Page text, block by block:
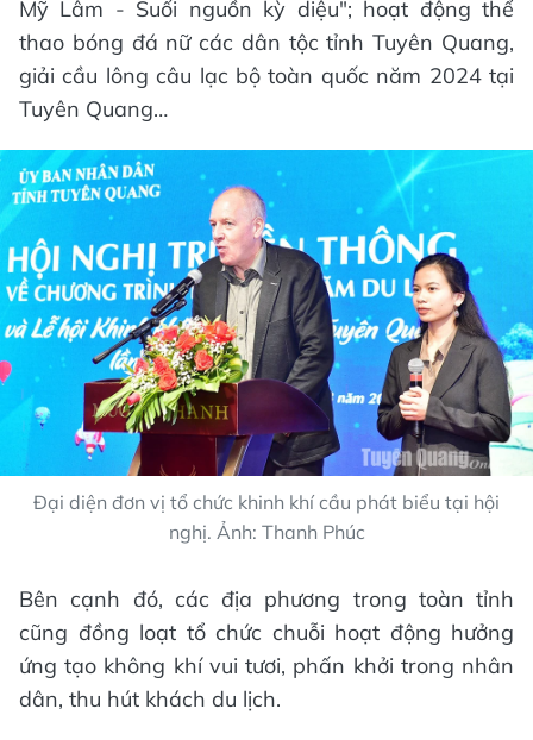
Mỹ Lâm - Suối nguồn kỳ diệu"; hoạt động thể
thao bóng đá nữ các dân tộc tỉnh Tuyên Quang,
giải cầu lông câu lạc bộ toàn quốc năm 2024 tại
Tuyên Quang…
Đại diện đơn vị tổ chức khinh khí cầu phát biểu tại hội
nghị. Ảnh: Thanh Phúc
Bên cạnh đó, các địa phương trong toàn tỉnh
cũng đồng loạt tổ chức chuỗi hoạt động hưởng
ứng tạo không khí vui tươi, phấn khởi trong nhân
dân, thu hút khách du lịch.